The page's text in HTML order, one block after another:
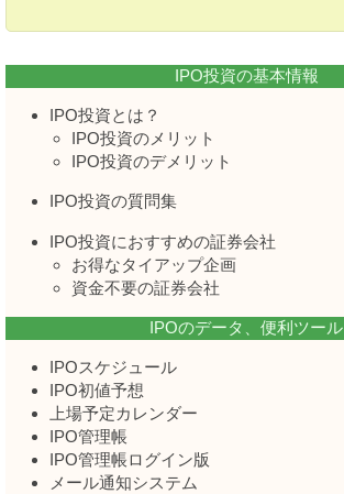
IPO投資の基本情報
IPO投資とは？
IPO投資のメリット
IPO投資のデメリット
IPO投資の質問集
IPO投資におすすめの証券会社
お得なタイアップ企画
資金不要の証券会社
IPOのデータ、便利ツール
IPOスケジュール
IPO初値予想
上場予定カレンダー
IPO管理帳
IPO管理帳ログイン版
メール通知システム